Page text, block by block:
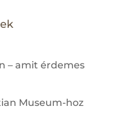
– amit érdemes
Museum-hoz